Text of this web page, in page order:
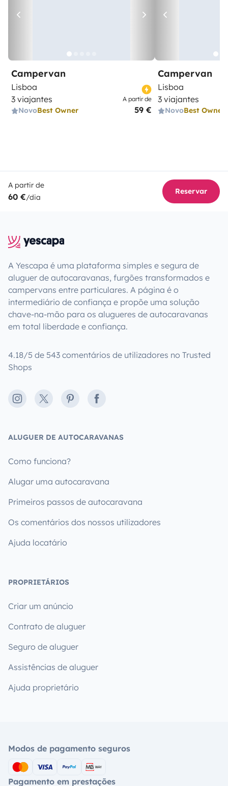
Campervan
Lisboa
3 viajantes
NovoBest Owner
A partir de
59 €
Campervan
Lisboa
3 viajantes
NovoBest Owner
A partir de
60 €/dia
Reservar
A Yescapa é uma plataforma simples e segura de
aluguer de autocaravanas, furgões transformados e
campervans entre particulares. A página é o
intermediário de confiança e propõe uma solução
chave-na-mão para os alugueres de autocaravanas
em total liberdade e confiança.
4.18/5 de 543 comentários de utilizadores no Trusted
Shops
Instagram
X PinterestFacebook
ALUGUER DE AUTOCARAVANAS
Como funciona?
Alugar uma autocaravana
Primeiros passos de autocaravana
Os comentários dos nossos utilizadores
Ajuda locatário
PROPRIETÁRIOS
Criar um anúncio
Contrato de aluguer
Seguro de aluguer
Assistências de aluguer
Ajuda proprietário
Modos de pagamento seguros
Pagamento em prestações